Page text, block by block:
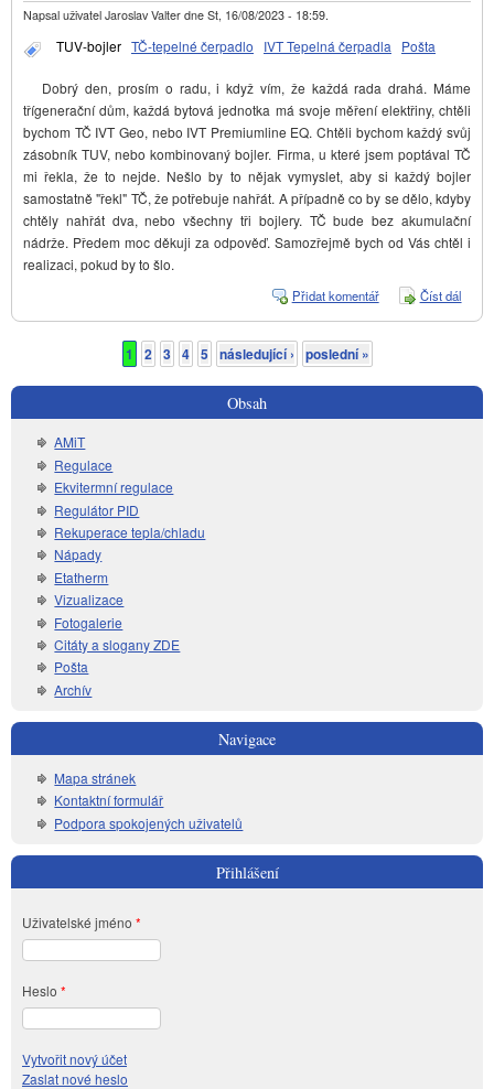
Napsal uživatel Jaroslav Valter dne St, 16/08/2023 - 18:59.
TUV-bojler TČ-tepelné čerpadlo IVT Tepelná čerpadla Pošta
Dobrý den, prosím o radu, i když vím, že každá rada drahá. Máme
třígenerační dům, každá bytová jednotka má svoje měření elektřiny, chtěli
bychom TČ IVT Geo, nebo IVT Premiumline EQ. Chtěli bychom každý svůj
zásobník TUV, nebo kombinovaný bojler. Firma, u které jsem poptával TČ
mi řekla, že to nejde. Nešlo by to nějak vymyslet, aby si každý bojler
samostatně "řekl" TČ, že potřebuje nahřát. A případně co by se dělo, kdyby
chtěly nahřát dva, nebo všechny tři bojlery. TČ bude bez akumulační
nádrže. Předem moc děkuji za odpověď. Samozřejmě bych od Vás chtěl i
realizaci, pokud by to šlo.
Číst dál
a TČ
Přidat komentář
1 2 3 4 5 následující › poslední »
Obsah
AMiT
Regulace
Ekvitermní regulace
Regulátor PID
Rekuperace tepla/chladu
Nápady
Etatherm
Vizualizace
Fotogalerie
Citáty a slogany ZDE
Pošta
Archív
Navigace
Mapa stránek
Kontaktní formulář
Podpora spokojených uživatelů
Přihlášení
Uživatelské jméno *
Heslo *
Vytvořit nový účet
Zaslat nové heslo